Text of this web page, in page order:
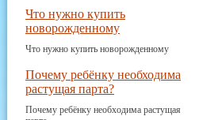
Что нужно купить
новорожденному
Что нужно купить новорожденному
Почему ребёнку необходима
растущая парта?
Почему ребёнку необходима растущая